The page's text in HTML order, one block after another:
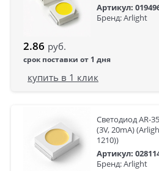
Артикул:
Бренд: Arlight
2.86 руб.
срок поставки от 1 дня
купить в 1 клик
Светодиод AR-
(3V, 20mA)
1210))
Артикул:
Бренд: Arlight